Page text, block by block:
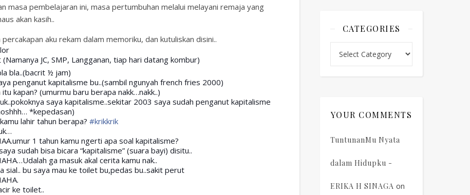
masa pembelajaran ini, masa pertumbuhan melalui melayani remaja yang
akan kasih..
aku rekam dalam memoriku, dan kutuliskan disini..
(Namanya JC, SMP, Langganan, tiap hari datang kombur)
bla..(bacrit ½ jam)
penganut kapitalisme bu..(sambil ngunyah french fries 2000)
itu kapan? (umurmu baru berapa nakk…nakk..)
saya kapitalisme..sekitar 2003 saya sudah penganut kapitalisme
*kepedasan)
lahir tahun berapa? ‪#‎krikkrik‬
1 tahun kamu ngerti apa soal kapitalisme?
sudah bisa bicara “kapitalisme” (suara bayi) disitu..
ga masuk akal cerita kamu nak..
sial.. bu saya mau ke toilet bu,pedas bu..sakit perut
ke toilet..
CATEGORIES
YOUR COMMENTS
TuntunanMu Nyata
dalam Hidupku -
ERIKA H SINAGA on